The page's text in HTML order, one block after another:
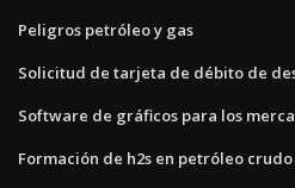
Peligros petróleo y gas
Solicitud de tarjeta de débito de
Software de gráficos para los
Formación de h2s en petróleo crudo